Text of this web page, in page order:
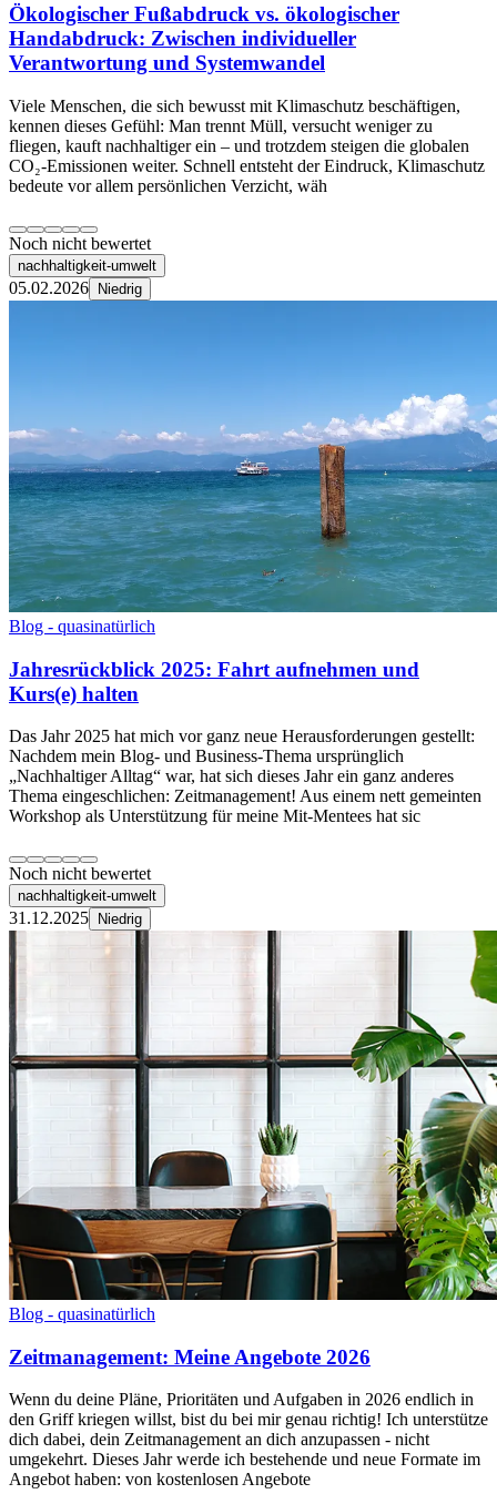
Ökologischer Fußabdruck vs. ökologischer
Handabdruck: Zwischen individueller
Verantwortung und Systemwandel
Viele Menschen, die sich bewusst mit Klimaschutz beschäftigen,
kennen dieses Gefühl: Man trennt Müll, versucht weniger zu
fliegen, kauft nachhaltiger ein – und trotzdem steigen die globalen
CO₂-Emissionen weiter. Schnell entsteht der Eindruck, Klimaschutz
bedeute vor allem persönlichen Verzicht, wäh
Noch nicht bewertet
nachhaltigkeit-umwelt
05.02.2026 Niedrig
Blog - quasinatürlich
Jahresrückblick 2025: Fahrt aufnehmen und
Kurs(e) halten
Das Jahr 2025 hat mich vor ganz neue Herausforderungen gestellt:
Nachdem mein Blog- und Business-Thema ursprünglich
„Nachhaltiger Alltag“ war, hat sich dieses Jahr ein ganz anderes
Thema eingeschlichen: Zeitmanagement! Aus einem nett gemeinten
Workshop als Unterstützung für meine Mit-Mentees hat sic
Noch nicht bewertet
nachhaltigkeit-umwelt
31.12.2025 Niedrig
Blog - quasinatürlich
Zeitmanagement: Meine Angebote 2026
Wenn du deine Pläne, Prioritäten und Aufgaben in 2026 endlich in
den Griff kriegen willst, bist du bei mir genau richtig! Ich unterstütze
dich dabei, dein Zeitmanagement an dich anzupassen - nicht
umgekehrt. Dieses Jahr werde ich bestehende und neue Formate im
Angebot haben: von kostenlosen Angebote